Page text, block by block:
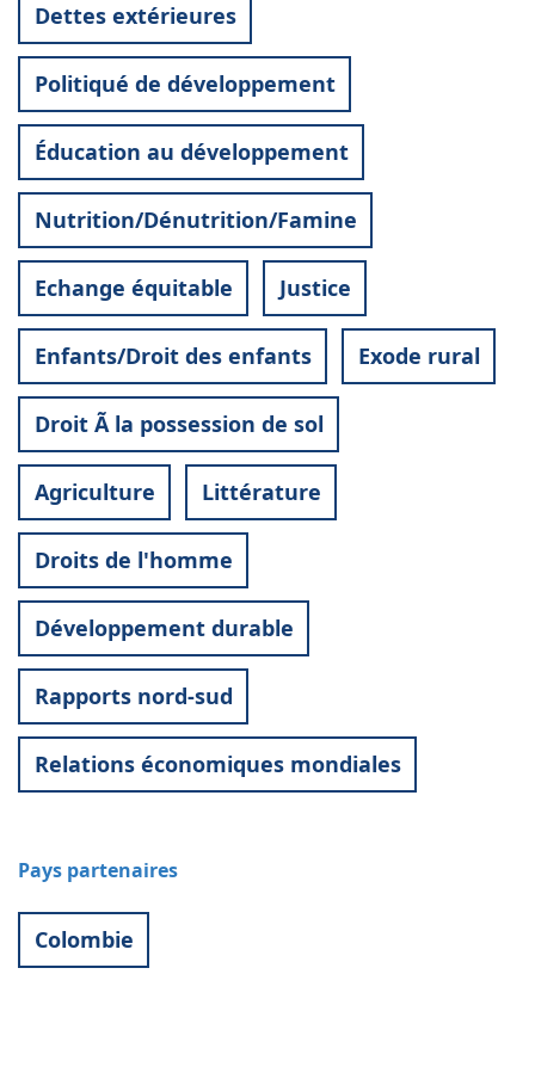
Dettes extérieures
Politiqué de développement
Éducation au développement
Nutrition/Dénutrition/Famine
Echange équitable Justice
Enfants/Droit des enfants Exode rural
Droit Ã la possession de sol
Agriculture Littérature
Droits de l'homme
Développement durable
Rapports nord-sud
Relations économiques mondiales
Pays partenaires
Colombie